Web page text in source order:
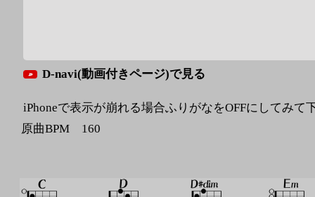
D-navi(動画付きページ)で見る
iPhoneで表示が崩れる場合ふりがなをOFFにしてみて
原曲BPM 160